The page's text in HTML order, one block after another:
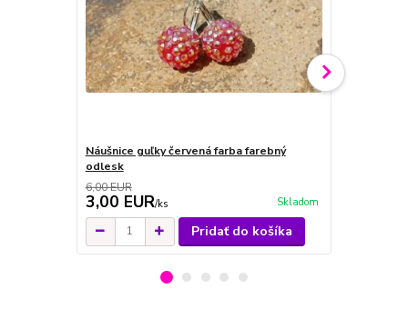
Náušnice guľky červená farba farebný
odlesk
6,00 EUR
3,00 EUR/ks Skladom
Pridať do košíka